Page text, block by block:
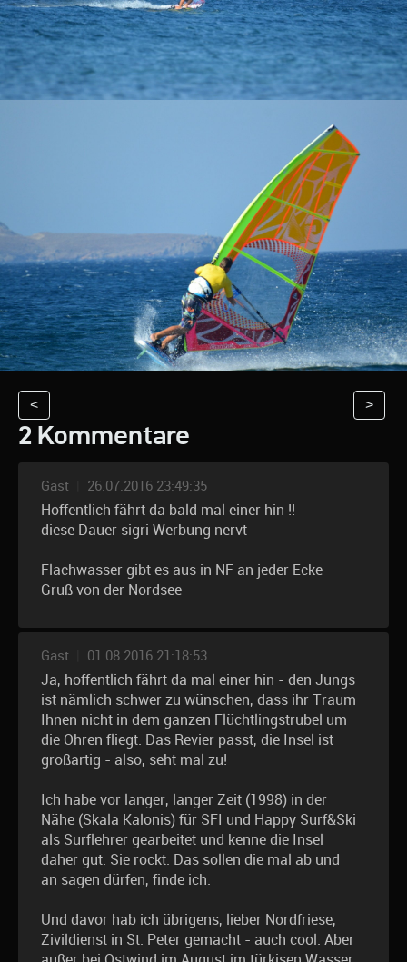
< >
2 Kommentare
Gast 26.07.2016 23:49:35
Hoffentlich fährt da bald mal einer hin !!
diese Dauer sigri Werbung nervt
Flachwasser gibt es aus in NF an jeder Ecke
Gruß von der Nordsee
Gast 01.08.2016 21:18:53
Ja, hoffentlich fährt da mal einer hin - den Jungs
ist nämlich schwer zu wünschen, dass ihr Traum
Ihnen nicht in dem ganzen Flüchtlingstrubel um
die Ohren fliegt. Das Revier passt, die Insel ist
großartig - also, seht mal zu!
Ich habe vor langer, langer Zeit (1998) in der
Nähe (Skala Kalonis) für SFI und Happy Surf&Ski
als Surflehrer gearbeitet und kenne die Insel
daher gut. Sie rockt. Das sollen die mal ab und
an sagen dürfen, finde ich.
Und davor hab ich übrigens, lieber Nordfriese,
Zivildienst in St. Peter gemacht - auch cool. Aber